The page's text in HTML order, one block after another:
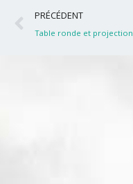
Précédent
PRÉCÉDENT
Table ronde et projection